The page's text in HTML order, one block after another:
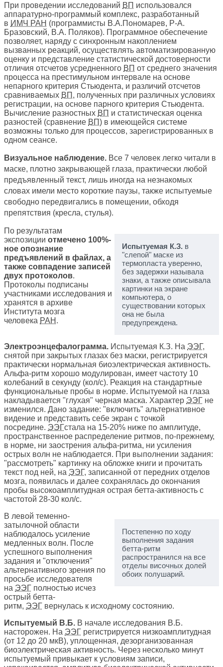
При проведении исследований ВП использовался
аппаратурно-программый комплекс, разработанный
в ИМЧ РАН (программисты В.А.Пономарев, Р-А.
Бразовский, В.А. Поляков). Программное обеспечение
позволяет, наряду с синхронным накоплением
вызванных реакций, осуществлять автоматизированную
оценку и представление статистической достоверности
отличия отсчетов усредненного ВП от среднего значения
процесса на престимульном интервале на основе
непарного критерия Стьюдента, и различий отсчетов
сравниваемых ВП , полученных при различных условиях
регистрации, на основе парного критерия Стьюдента.
Вычисление разностных ВП и статистическая оценка
разностей (сравнение ВП) в имеющейся системе
возможны только для процессов, зарегистрированных в
одном сеансе.
Визуальное наблюдение. Все 7 человек легко читали в
маске, плотно закрывающей глаза, практически любой
предъявленный текст, лишь иногда на незнакомых
словах имели место короткие паузы, также испытуемые
свободно передвигались в помещении, обходя
препятствия (кресла, стулья).
Испытуемая К.З. в
"слепой" маске из
термопласта уверенно,
без задержки называла
знаки, а также описывала
картинки на экране
компьютера, о
существовании которых
она не была
предупреждена.
По результатам
экспозиции отмечено 100%-
ное опознание
предъявлений в файлах, а
также совпадение записей
двух протоколов.
Протоколы подписаны
участниками исследования и
хранятся в архиве
Института мозга
человека РАН .
Электроэнцефалограмма. Испытуемая К.З. На ЭЭГ,
снятой при закрытых глазах без маски, регистрируется
практически нормальная биоэлектрическая активность.
Альфа-ритм хорошо модулирован, имеет частоту 10
колебаний в секунду (кол/с). Реакция на стандартные
функциональные пробы в норме. Испытуемой на глаза
накладывается "глухая" черная маска. Характер ЭЭГ не
изменился. Дано задание: "включить" альтернативное
видение и представить себе экран с точкой
посредине. ЭЭГстала на 15-20% ниже по амплитуде,
пространственное распределение ритмов, по-прежнему,
в норме, ни заострения альфа-ритма, ни усиления
острых волн не наблюдается. При выполнении задания:
"рассмотреть" картинку на обложке книги и прочитать
текст под ней, на ЭЭГ, записанной от передних отделов
мозга, появилась и далее сохранялась до окончания
пробы высокоамплитудная острая бетта-активность с
частотой 28-30 кол/с.
Постепенно по ходу
выполнения задания
бетта-ритм
распространился на все
отделы височных долей
обоих полушарий.
В левой теменно-
затылочной области
наблюдалось усиление
медленных волн. После
успешного выполнения
задания и "отключения"
альтернативного зрения по
просьбе исследователя
на ЭЭГ полностью исчез
острый бетта-
ритм, ЭЭГ вернулась к исходному состоянию.
Испытуемый В.Б. В начале исследования В.Б.
насторожен. На ЭЭГ регистрируется низкоамплитудная
(от 12 до 20 мкВ), уплощенная, дезорганизованная
биоэлектрическая активность. Через несколько минут
испытуемый привыкает к условиям записи,